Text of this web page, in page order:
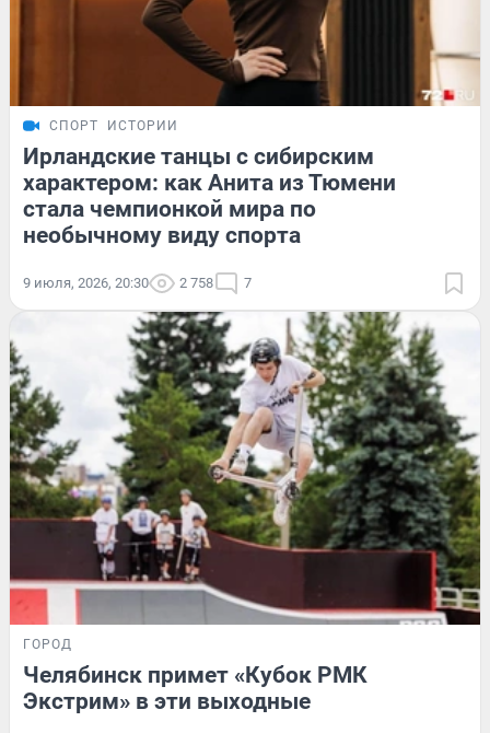
СПОРТ ИСТОРИИ
Ирландские танцы с сибирским
характером: как Анита из Тюмени
стала чемпионкой мира по
необычному виду спорта
9 июля, 2026, 20:30 2 758 7
ГОРОД
Челябинск примет «Кубок РМК
Экстрим» в эти выходные